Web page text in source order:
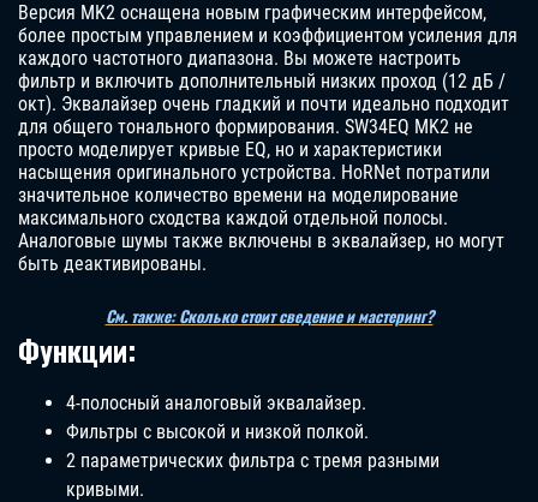
Версия MK2 оснащена новым графическим интерфейсом,
более простым управлением и коэффициентом усиления для
каждого частотного диапазона. Вы можете настроить
фильтр и включить дополнительный низких проход (12 дБ /
окт). Эквалайзер очень гладкий и почти идеально подходит
для общего тонального формирования. SW34EQ MK2 не
просто моделирует кривые EQ, но и характеристики
насыщения оригинального устройства. HoRNet потратили
значительное количество времени на моделирование
максимального сходства каждой отдельной полосы.
Аналоговые шумы также включены в эквалайзер, но могут
быть деактивированы.
См. также: Сколько стоит сведение и мастеринг?
Функции:
4-полосный аналоговый эквалайзер.
Фильтры с высокой и низкой полкой.
2 параметрических фильтра с тремя разными
кривыми.